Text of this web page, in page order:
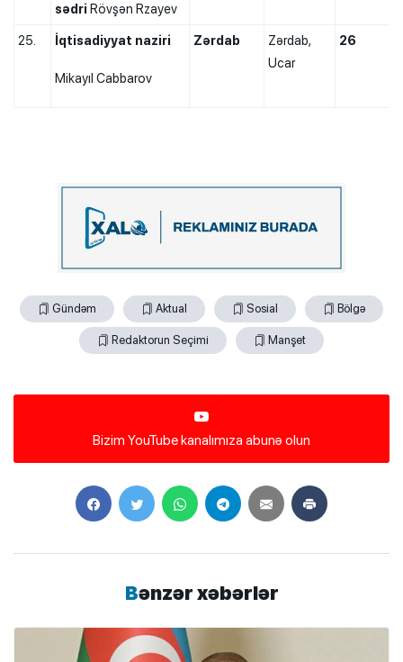
sədri Rövşən Rzayev
25. İqtisadiyyat naziri
Mikayıl Cabbarov
Zərdab
Zərdab,
Ucar
26
Gündəm Aktual Sosial Bölgə
Redaktorun Seçimi Manşet
Bizim YouTube kanalımıza abunə olun
Bənzər xəbərlər